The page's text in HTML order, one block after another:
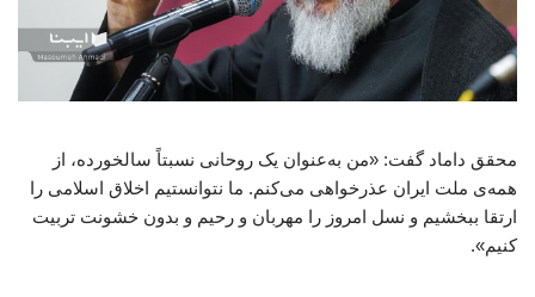
محقق داماد گفت: «من به‌عنوان یک روحانی نسبتاً سالخورده، از
همه‌ی ملت ایران عذرخواهی می‌کنم. ما نتوانستیم اخلاق اسلامی را
ارتقا ببخشیم و نسل امروز را مهربان و رحیم و بدون خشونت تربیت
کنیم».